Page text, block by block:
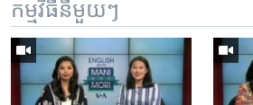
កម្មវិធី​នីមួយៗ